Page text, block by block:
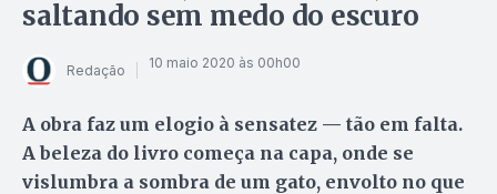
saltando sem medo do escuro
Redação 10 maio 2020 às 00h00
A obra faz um elogio à sensatez — tão em falta.
A beleza do livro começa na capa, onde se
vislumbra a sombra de um gato, envolto no que